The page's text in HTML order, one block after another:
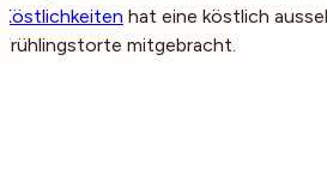
Köstlichkeiten hat eine köstlich
Frühlingstorte mitgebracht.